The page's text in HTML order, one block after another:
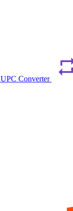
Converter